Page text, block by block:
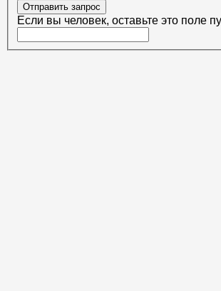
Отправить запрос
Если вы человек, оставьте это поле